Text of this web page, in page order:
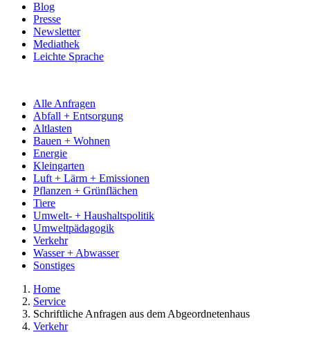
Blog
Presse
Newsletter
Mediathek
Leichte Sprache
Alle Anfragen
Abfall + Entsorgung
Altlasten
Bauen + Wohnen
Energie
Kleingarten
Luft + Lärm + Emissionen
Pflanzen + Grünflächen
Tiere
Umwelt- + Haushaltspolitik
Umweltpädagogik
Verkehr
Wasser + Abwasser
Sonstiges
Home
Service
Schriftliche Anfragen aus dem Abgeordnetenhaus
Verkehr